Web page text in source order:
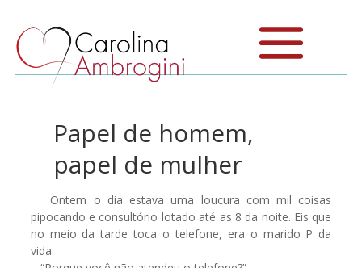
Papel de homem,
papel de mulher
Ontem o dia estava uma loucura com mil coisas
pipocando e consultório lotado até as 8 da noite. Eis que
no meio da tarde toca o telefone, era o marido P da
vida: